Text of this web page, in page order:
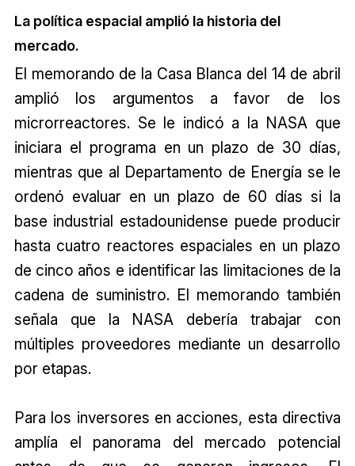
La política espacial amplió la historia del
mercado.
El memorando de la Casa Blanca del 14 de abril
amplió los argumentos a favor de los
microrreactores. Se le indicó a la NASA que
iniciara el programa en un plazo de 30 días,
mientras que al Departamento de Energía se le
ordenó evaluar en un plazo de 60 días si la
base industrial estadounidense puede producir
hasta cuatro reactores espaciales en un plazo
de cinco años e identificar las limitaciones de la
cadena de suministro. El memorando también
señala que la NASA debería trabajar con
múltiples proveedores mediante un desarrollo
por etapas.
Para los inversores en acciones, esta directiva
amplía el panorama del mercado potencial